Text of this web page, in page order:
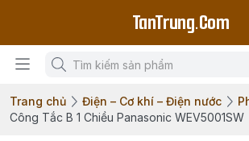
TanTrung.Com
Trang chủ Điện – Cơ khí – Điện nước
Công Tắc B 1 Chiều Panasonic WEV5001SW